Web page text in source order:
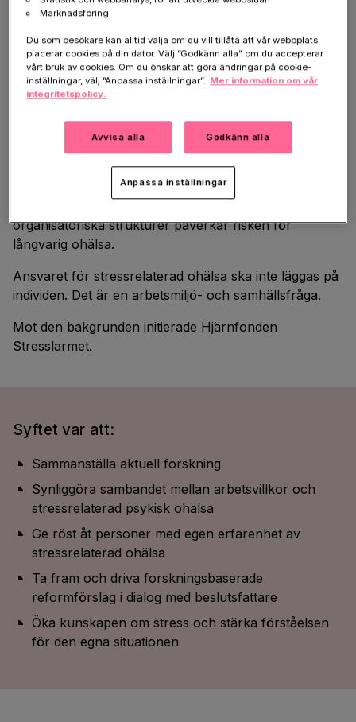
påverkas arbetsliv, produktivitet och långsiktig
Kvinnor är särskilt drabbade. De står för en majoritet
av sjukskrivningarna kopplade till stressrelaterad
psykisk ohälsa, omkring 75 procent av fallen. Detta
tydliggör att problematiken inte enbart handlar om
individers situation, utan också om strukturer i
arbetslivet.
Samtidigt varierar tillgången till vård och rehabilitering
organisatoriska strukturer påverkar risken för
långvarig ohälsa.
Ansvaret för stressrelaterad ohälsa ska inte läggas på
individen. Det är en arbetsmiljö- och samhällsfråga.
Mot den bakgrunden initierade Hjärnfonden
Stresslarmet.
Syftet var att:
Sammanställa aktuell forskning
Synliggöra sambandet mellan arbetsvillkor och
stressrelaterad psykisk ohälsa
Ge röst åt personer med egen erfarenhet av
stressrelaterad ohälsa
Ta fram och driva forskningsbaserade
reformförslag i dialog med beslutsfattare
Öka kunskapen om stress och stärka förståelsen
för den egna situationen
Marknadsföring
Du som besökare kan alltid välja om du vill tillåta att vår webbplats
placerar cookies på din dator. Välj ”Godkänn alla” om du accepterar
vårt bruk av cookies. Om du önskar att göra ändringar på cookie-
inställningar, välj ”Anpassa inställningar”. Mer information om vår
integritetspolicy.
Avvisa alla Godkänn alla
Anpassa inställningar